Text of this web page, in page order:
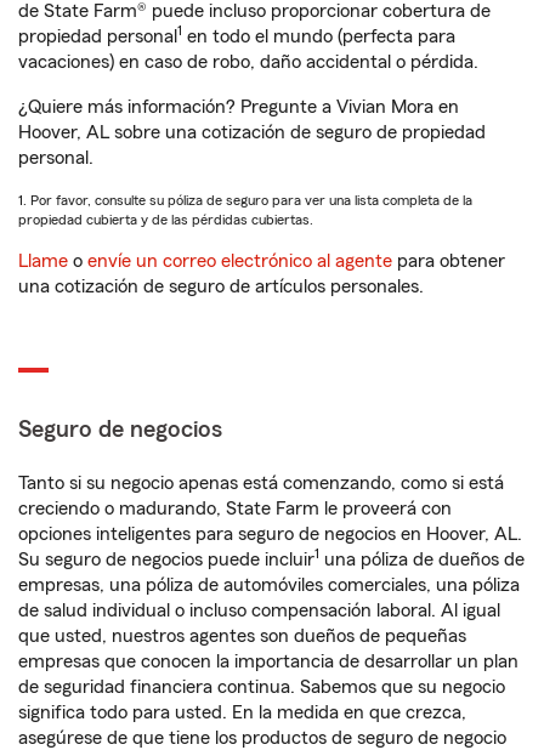
de State Farm® puede incluso proporcionar cobertura de
propiedad personal 1 en todo el mundo (perfecta para
vacaciones) en caso de robo, daño accidental o pérdida.
¿Quiere más información? Pregunte a Vivian Mora en
Hoover, AL sobre una cotización de seguro de propiedad
personal.
1. Por favor, consulte su póliza de seguro para ver una lista completa de la
propiedad cubierta y de las pérdidas cubiertas.
Llame o envíe un correo electrónico al agente para obtener
una cotización de seguro de artículos personales.
Seguro de negocios
Tanto si su negocio apenas está comenzando, como si está
creciendo o madurando, State Farm le proveerá con
opciones inteligentes para seguro de negocios en Hoover, AL.
Su seguro de negocios puede incluir1 una póliza de dueños de
empresas, una póliza de automóviles comerciales, una póliza
de salud individual o incluso compensación laboral. Al igual
que usted, nuestros agentes son dueños de pequeñas
empresas que conocen la importancia de desarrollar un plan
de seguridad financiera continua. Sabemos que su negocio
significa todo para usted. En la medida en que crezca,
asegúrese de que tiene los productos de seguro de negocio